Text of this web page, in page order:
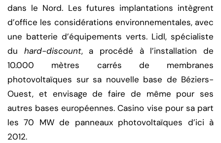
dans le Nord. Les futures implantations intègrent
d’office les considérations environnementales, avec
une batterie d’équipements verts. Lidl, spécialiste
du hard-discount, a procédé à l’installation de
10.000 mètres carrés de membranes
photovoltaïques sur sa nouvelle base de Béziers-
Ouest, et envisage de faire de même pour ses
autres bases européennes. Casino vise pour sa part
les 70 MW de panneaux photovoltaïques d’ici à
2012.